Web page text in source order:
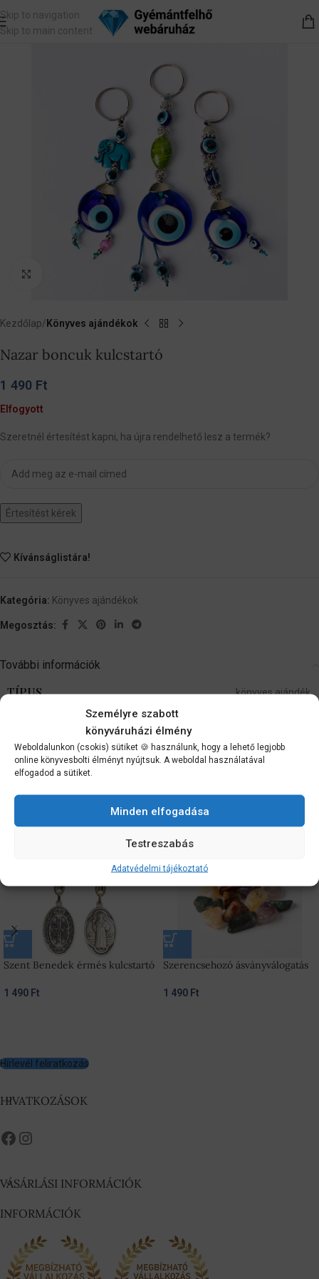
Személyre szabott
könyváruházi élmény
Weboldalunkon (csokis) sütiket 🍪 használunk, hogy a lehető legjobb
online könyvesbolti élményt nyújtsuk. A weboldal használatával
elfogadod a sütiket.
Minden elfogadása
Testreszabás
Adatvédelmi tájékoztató
Skip to navigation
Skip to main content
Kezdőlap Könyves ajándékok
Nazar boncuk kulcstartó
1 490 Ft
Elfogyott
Szeretnél értesítést kapni, ha újra rendelhető lesz a termék?
Értesítést kérek
Kívánságlistára!
Kategória: Könyves ajándékok
Megosztás:
További információk
TÍPUS könyves ajándék
Szállítási információk
Kapcsolódó termékek
Szent Benedek érmés kulcstartó
1 490 Ft
Szerencsehozó ásványválogatás
1 490 Ft
Hírlevél feliratkozás
HIVATKOZÁSOK
VÁSÁRLÁSI INFORMÁCIÓK
INFORMÁCIÓK